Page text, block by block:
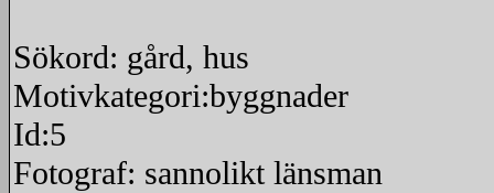
Sökord: gård, hus
Motivkategori:byggnader
Id:5
Fotograf: sannolikt länsman